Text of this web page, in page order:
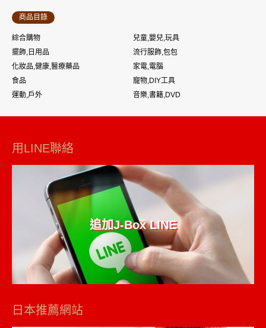
商品目錄
綜合購物
兒童,嬰兒,玩具
擺飾,日用品
流行服飾,包包
化妝品,健康,醫療藥品
家電,電腦
食品
寵物,DIY工具
運動,戶外
音樂,書籍,DVD
用LINE聯絡
追加J-Box LINE
日本推薦網站